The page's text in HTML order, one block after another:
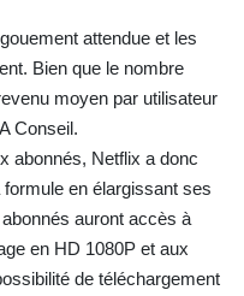
attendue et les
Bien que le nombre
moyen par utilisateur
Conseil.
abonnés, Netflix a donc
en élargissant ses
auront accès à
en HD 1080P et aux
de téléchargement